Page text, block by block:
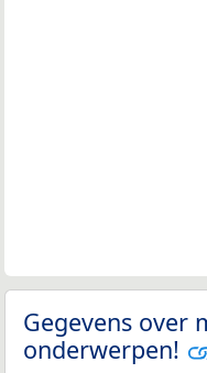
Gegevens over
onderwerpen!